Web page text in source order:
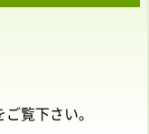
覧下さい。